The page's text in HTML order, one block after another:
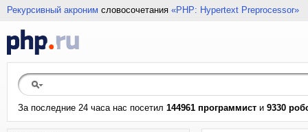
Рекурсивный акроним словосочетания «PHP: Hypertext Preprocessor»
За последние 24 часа нас посетил 144961 программист и 9330